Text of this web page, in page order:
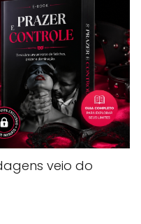
veio do